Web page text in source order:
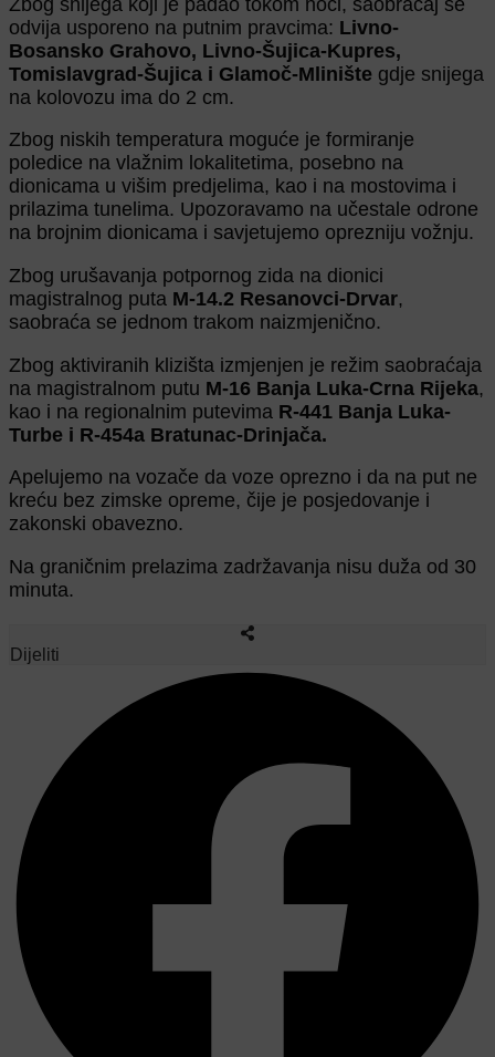
odvija usporeno na putnim pravcima: Livno-
Bosansko Grahovo, Livno-Šujica-Kupres,
Tomislavgrad-Šujica i Glamoč-Mlinište gdje snijega
na kolovozu ima do 2 cm.
Zbog niskih temperatura moguće je formiranje
poledice na vlažnim lokalitetima, posebno na
dionicama u višim predjelima, kao i na mostovima i
prilazima tunelima. Upozoravamo na učestale odrone
na brojnim dionicama i savjetujemo oprezniju vožnju.
Zbog urušavanja potpornog zida na dionici
magistralnog puta M-14.2 Resanovci-Drvar,
saobraća se jednom trakom naizmjenično.
Zbog aktiviranih klizišta izmjenjen je režim saobraćaja
na magistralnom putu M-16 Banja Luka-Crna Rijeka,
kao i na regionalnim putevima R-441 Banja Luka-
Turbe i R-454a Bratunac-Drinjača.
Apelujemo na vozače da voze oprezno i da na put ne
kreću bez zimske opreme, čije je posjedovanje i
zakonski obavezno.
Na graničnim prelazima zadržavanja nisu duža od 30
minuta.
Dijeliti